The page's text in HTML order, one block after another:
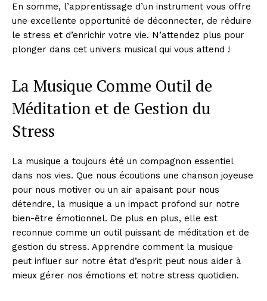
En somme, l’apprentissage d’un instrument vous offre
une excellente opportunité de déconnecter, de réduire
le stress et d’enrichir votre vie. N’attendez plus pour
plonger dans cet univers musical qui vous attend !
La Musique Comme Outil de
Méditation et de Gestion du
Stress
La musique a toujours été un compagnon essentiel
dans nos vies. Que nous écoutions une chanson joyeuse
pour nous motiver ou un air apaisant pour nous
détendre, la musique a un impact profond sur notre
bien-être émotionnel. De plus en plus, elle est
reconnue comme un outil puissant de méditation et de
gestion du stress. Apprendre comment la musique
peut influer sur notre état d’esprit peut nous aider à
mieux gérer nos émotions et notre stress quotidien.